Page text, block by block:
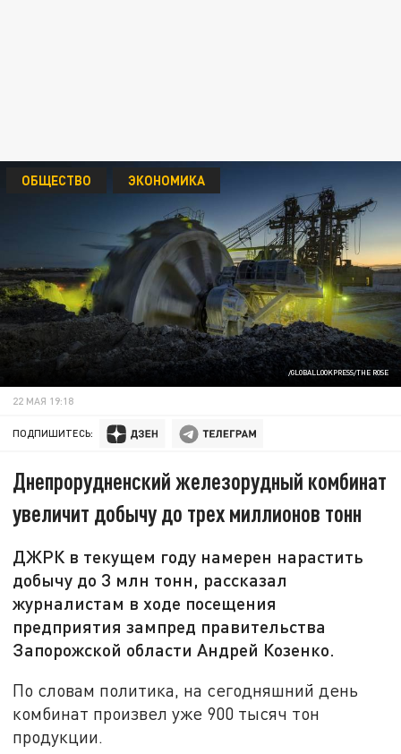
/GLOBALLOOKPRESS/THE ROSE
ОБЩЕСТВО ЭКОНОМИКА
22 МАЯ 19:18
ПОДПИШИТЕСЬ:
Днепрорудненский железорудный комбинат
увеличит добычу до трех миллионов тонн
ДЖРК в текущем году намерен нарастить
добычу до 3 млн тонн, рассказал
журналистам в ходе посещения
предприятия зампред правительства
Запорожской области Андрей Козенко.
По словам политика, на сегодняшний день
комбинат произвел уже 900 тысяч тон
продукции.